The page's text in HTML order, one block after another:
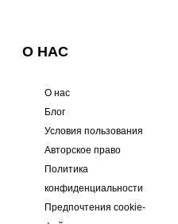
О НАС
О нас
Блог
Условия пользования
Авторское право
Политика
конфиденциальности
Предпочтения cookie-